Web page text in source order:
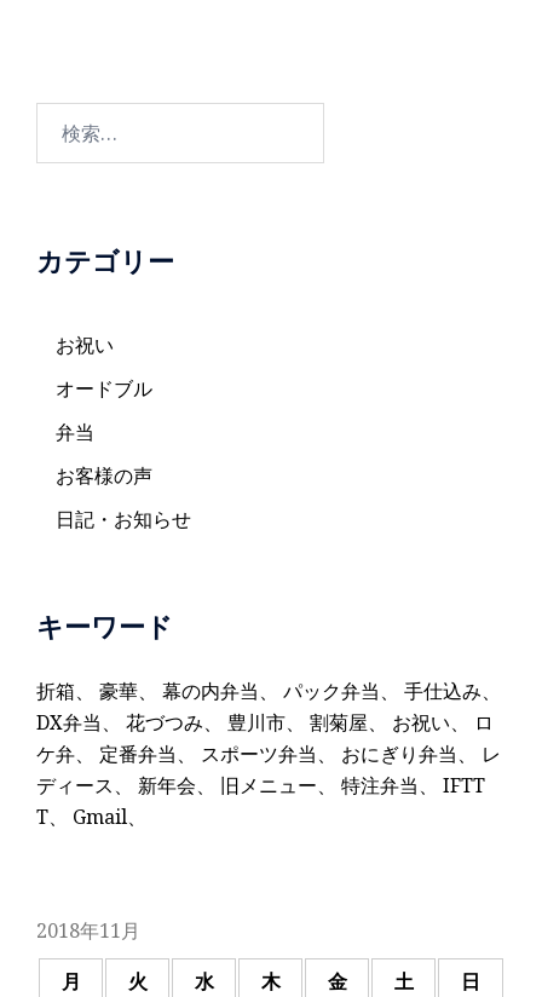
ョ
カテゴリー
お祝い
オードブル
弁当
お客様の声
日記・お知らせ
キーワード
折箱、 豪華、 幕の内弁当、 パック弁当、 手仕込み、
DX弁当、 花づつみ、 豊川市、 割菊屋、 お祝い、
ロ
ケ弁、 定番弁当、 スポーツ弁当、 おにぎり弁当、 レ
ディース、 新年会、 旧メニュー、 特注弁当、 IFTT
T、 Gmail、
2018年11月
月
火 水 木 金 土
日